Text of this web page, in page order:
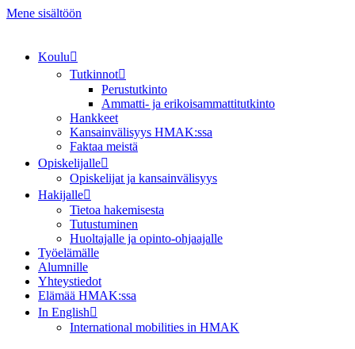
Mene sisältöön
Koulu
Tutkinnot
Perustutkinto
Ammatti- ja erikoisammattitutkinto
Hankkeet
Kansainvälisyys HMAK:ssa
Faktaa meistä
Opiskelijalle
Opiskelijat ja kansainvälisyys
Hakijalle
Tietoa hakemisesta
Tutustuminen
Huoltajalle ja opinto-ohjaajalle
Työelämälle
Alumnille
Yhteystiedot
Elämää HMAK:ssa
In English
International mobilities in HMAK